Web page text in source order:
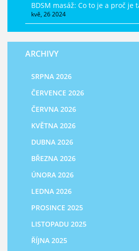
BDSM masáž: Co to je a proč je
kvě, 26 2024
ARCHIVY
SRPNA 2026
ČERVENCE 2026
ČERVNA 2026
KVĚTNA 2026
DUBNA 2026
BŘEZNA 2026
ÚNORA 2026
LEDNA 2026
PROSINCE 2025
LISTOPADU 2025
ŘÍJNA 2025